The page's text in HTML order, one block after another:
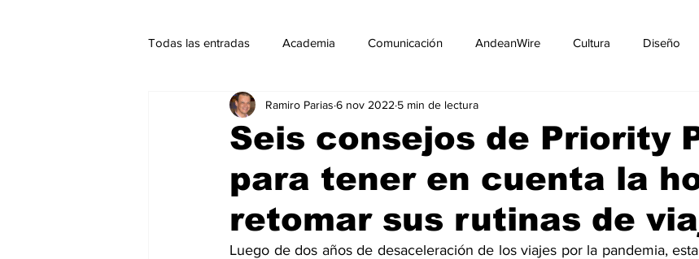
Todas las entradas Academia Comunicación AndeanWire Cultura Diseño
Marketing Marketing Digital Negocios Películas
Social Media Marketing Turismo On line Tecnología Un Café Digital Noticias
Seis consejos de Priority
para tener en cuenta la
retomar sus rutinas de
Ramiro Parias 6 nov 2022 5 min de lectura
Luego de dos años de desaceleración de los viajes por la pandemia,